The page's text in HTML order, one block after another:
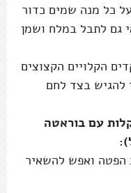
כל מנה שמים כדור
גם לתבל במלח ושמן
הקלויים הקצוצים
להגיש בצד לחם
עם בוראטה
ואפש להשאיר